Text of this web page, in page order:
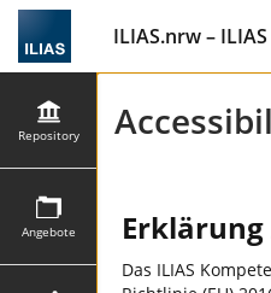
ILIAS.nrw –
Repository
Angebote
Das ILIAS